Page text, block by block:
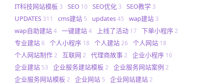
IT科技网站模板 3 SEO 10 SEO优化 3 SEO教学 3
UPDATES 311 cms建站 5 updates45 wap建站 3
wap自助建站4 一键建站4 上线了活动 17 下单小程序2
专业建站6 个人小程序 18 个人建站26 个人网站 18
个人网站制作2 互联网 2 代理商故事2 企业小程序 16
企业建站 53 企业服务建站模板 2 企业服务网站案例 2
企业服务网站模板 2 企业网站 5 企业网站建站2